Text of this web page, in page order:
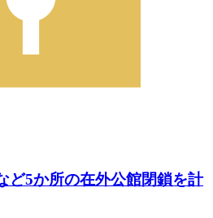
5か所の在外公館閉鎖を計